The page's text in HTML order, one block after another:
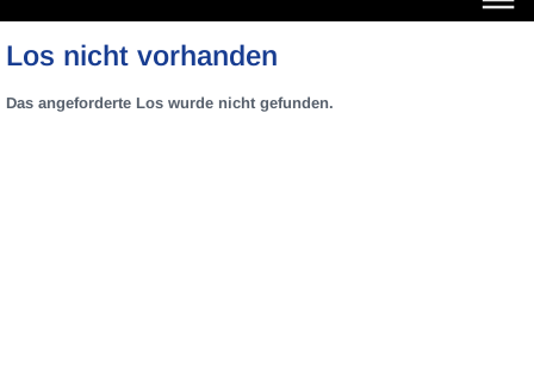
Los nicht vorhanden
Das angeforderte Los wurde nicht gefunden.